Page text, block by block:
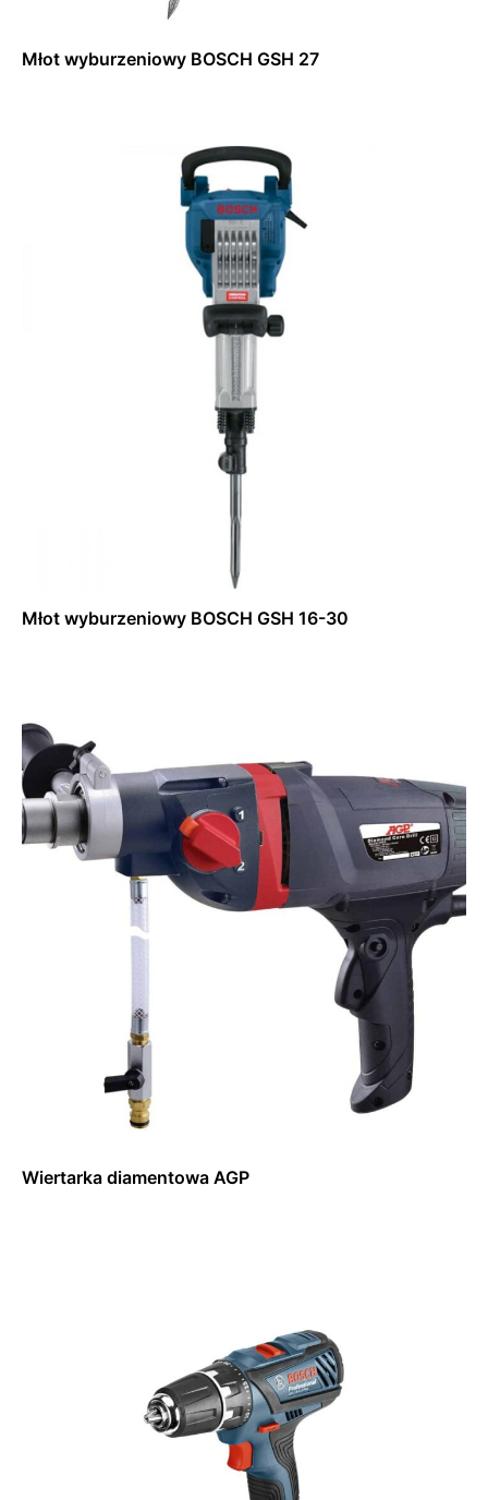
Młot wyburzeniowy BOSCH GSH 27
Dowiedz się więcej
Młot wyburzeniowy BOSCH GSH 16-30
Wiertarka diamentowa AGP